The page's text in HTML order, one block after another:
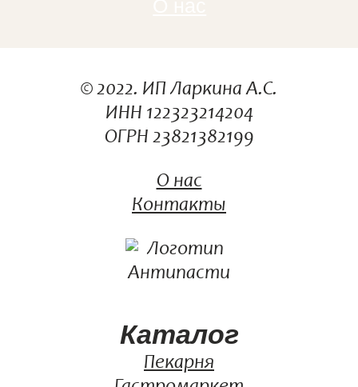
© 2022. ИП Ларкина А.С.
ИНН 122323214204
ОГРН 23821382199
О нас
Контакты
Каталог
Пекарня